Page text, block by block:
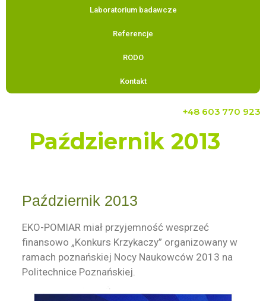
Laboratorium badawcze
Referencje
RODO
Kontakt
+48 603 770 923
Październik 2013
Październik 2013
EKO-POMIAR miał przyjemność wesprzeć
finansowo „Konkurs Krzykaczy” organizowany w
ramach poznańskiej Nocy Naukowców 2013 na
Politechnice Poznańskiej.